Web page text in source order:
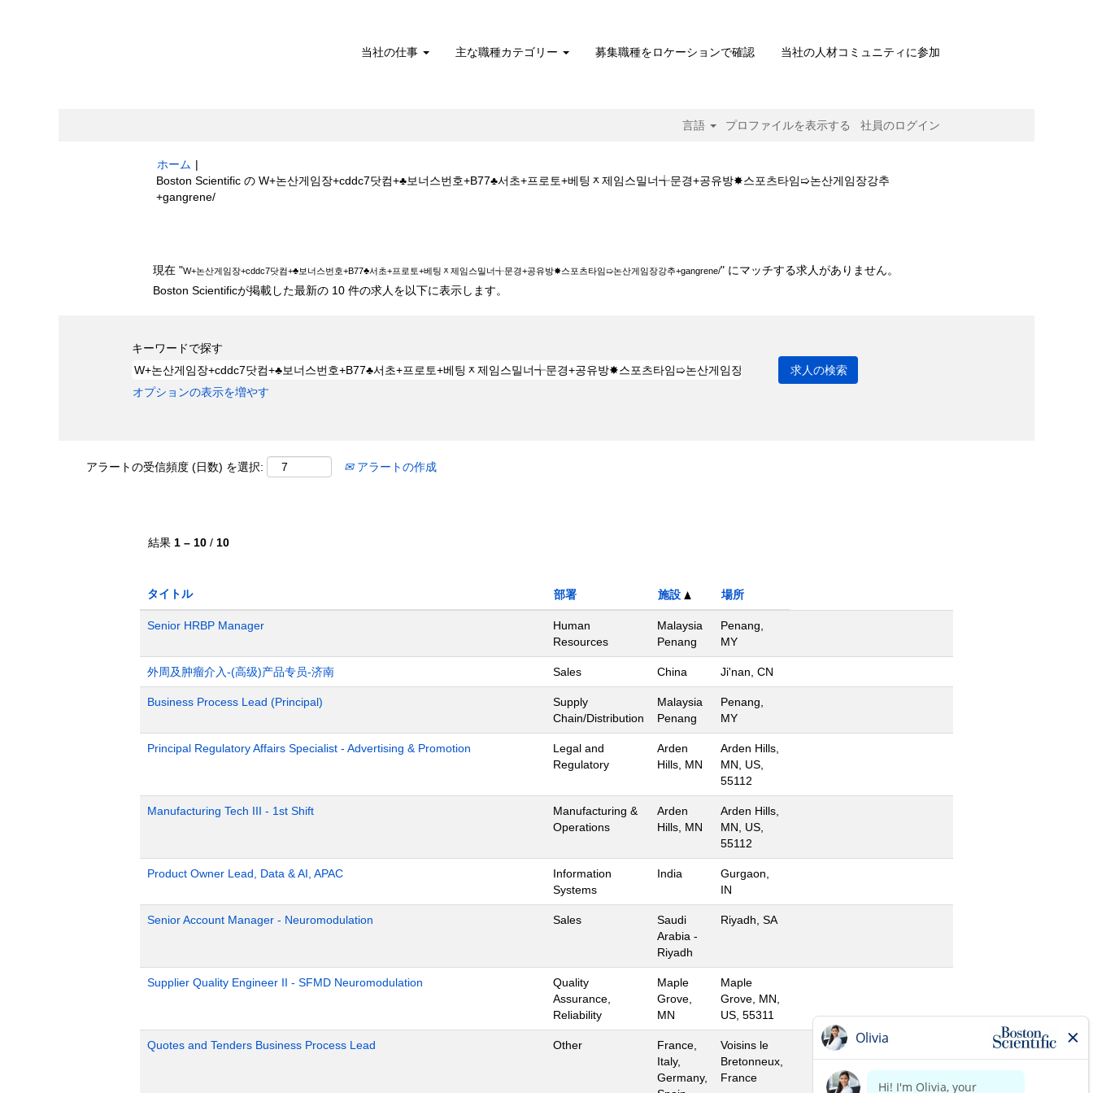
当社の仕事 主な職種カテゴリー 募集職種をロケーションで確認 当社の人材コミュニティに参加
言語 プロファイルを表示する 社員のログイン
ホーム |
Boston Scientific の W+논산게임장+cddc7닷컴+♣보너스번호+B77♣서초+프로토+베팅ᆽ제임스밀너╅문경+공유방✸스포츠타임➯논산게임장강추
+gangrene/(現
ジ)
現在 "W+논산게임장+cddc7닷컴+♣보너스번호+B77♣서초+프로토+베팅ᆽ제임스밀너╅문경+공유방✸스포츠타임➯논산게임장강추+gangrene/" にマッチする求人がありません。
Boston Scientificが掲載した最新の 10 件の求人を以下に表示します。
キーワードで探す
オプションの表示を増やす
アラートの受信頻度 (日数) を選択: アラートの作成
結果 1 – 10 / 10
タイトル 部署 施設 場所
Senior HRBP Manager
Human
Resources
Malaysia
Penang
Penang,
MY
外周及肿瘤介入-(高级)产品专员-济南 Sales China Ji'nan, CN
Business Process Lead (Principal)
Supply
Chain/Distribution
Malaysia
Penang
Penang,
MY
Principal Regulatory Affairs Specialist - Advertising & Promotion
Legal and
Regulatory
Arden
Hills, MN
Arden Hills,
MN, US,
55112
Manufacturing Tech III - 1st Shift
Manufacturing &
Operations
Arden
Hills, MN
Arden Hills,
MN, US,
55112
Product Owner Lead, Data & AI, APAC
Information
Systems
India
Gurgaon,
IN
Senior Account Manager - Neuromodulation Sales
Saudi
Arabia -
Riyadh
Riyadh, SA
Supplier Quality Engineer II - SFMD Neuromodulation
Quality
Assurance,
Reliability
Maple
Grove,
MN
Maple
Grove, MN,
US, 55311
Quotes and Tenders Business Process Lead Other
France,
Italy,
Germany,
Voisins le
Bretonneux,
France